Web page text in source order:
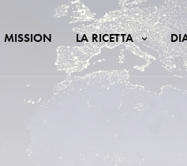
MISSION LA RICETTA